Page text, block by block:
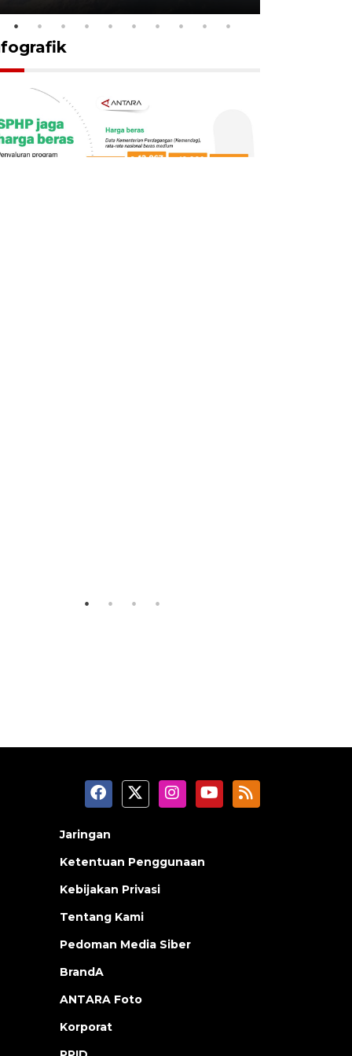
Jaringan
Ketentuan Penggunaan
Kebijakan Privasi
Tentang Kami
Pedoman Media Siber
BrandA
ANTARA Foto
Korporat